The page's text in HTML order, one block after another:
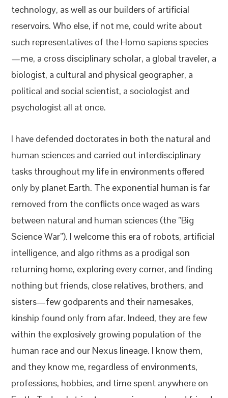
technology, as well as our builders of artificial
reservoirs. Who else, if not me, could write about
such representatives of the Homo sapiens species
—me, a cross disciplinary scholar, a global traveler, a
biologist, a cultural and physical geographer, a
political and social scientist, a sociologist and
psychologist all at once.
I have defended doctorates in both the natural and
human sciences and carried out interdisciplinary
tasks throughout my life in environments offered
only by planet Earth. The exponential human is far
removed from the conflicts once waged as wars
between natural and human sciences (the ”Big
Science War”). I welcome this era of robots, artificial
intelligence, and algo rithms as a prodigal son
returning home, exploring every corner, and finding
nothing but friends, close relatives, brothers, and
sisters—few godparents and their namesakes,
kinship found only from afar. Indeed, they are few
within the explosively growing population of the
human race and our Nexus lineage. I know them,
and they know me, regardless of environments,
professions, hobbies, and time spent anywhere on